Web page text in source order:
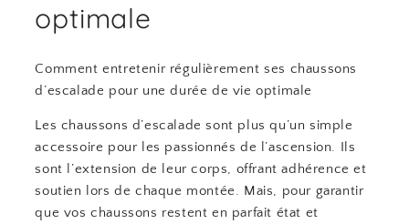
optimale
Comment entretenir régulièrement ses chaussons
d’escalade pour une durée de vie optimale
Les chaussons d’escalade sont plus qu’un simple
accessoire pour les passionnés de l’ascension. Ils
sont l’extension de leur corps, offrant adhérence et
soutien lors de chaque montée. Mais, pour garantir
que vos chaussons restent en parfait état et